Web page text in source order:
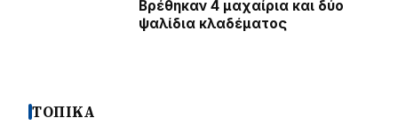
Βρέθηκαν 4 μαχαίρια και δύο
ψαλίδια κλαδέματος
ΤΟΠΙΚΑ